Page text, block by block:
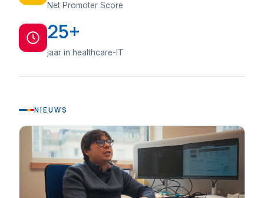
Net Promoter Score
25+
jaar in healthcare-IT
NIEUWS